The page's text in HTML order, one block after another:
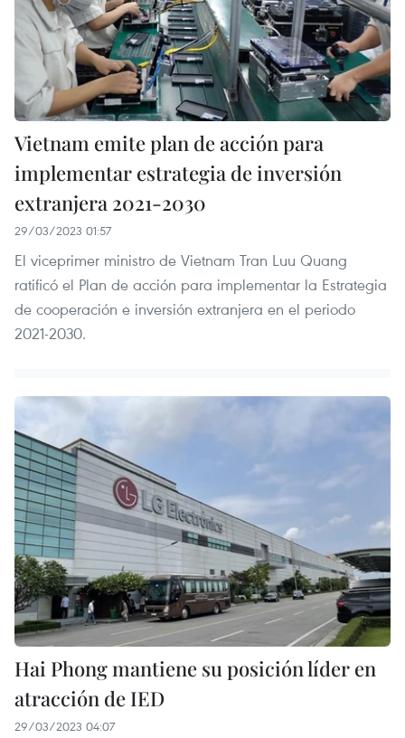
Vietnam emite plan de acción para
implementar estrategia de inversión
extranjera 2021-2030
29/03/2023 01:57
El viceprimer ministro de Vietnam Tran Luu Quang
ratificó el Plan de acción para implementar la Estrategia
de cooperación e inversión extranjera en el periodo
2021-2030.
Hai Phong mantiene su posición líder en
atracción de IED
29/03/2023 04:07